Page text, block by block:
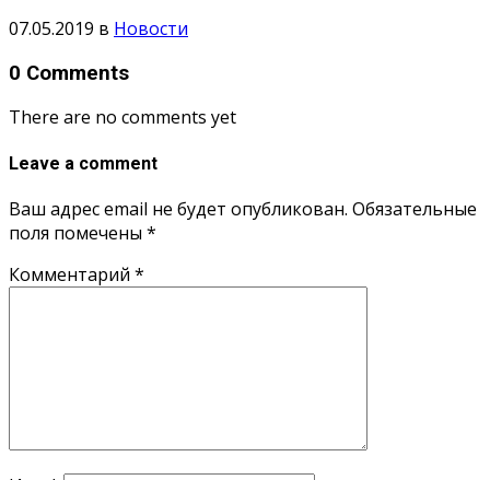
07.05.2019 в Новости
0 Comments
There are no comments yet
Leave a comment
Ваш адрес email не будет опубликован. Обязательные
поля помечены *
Комментарий *